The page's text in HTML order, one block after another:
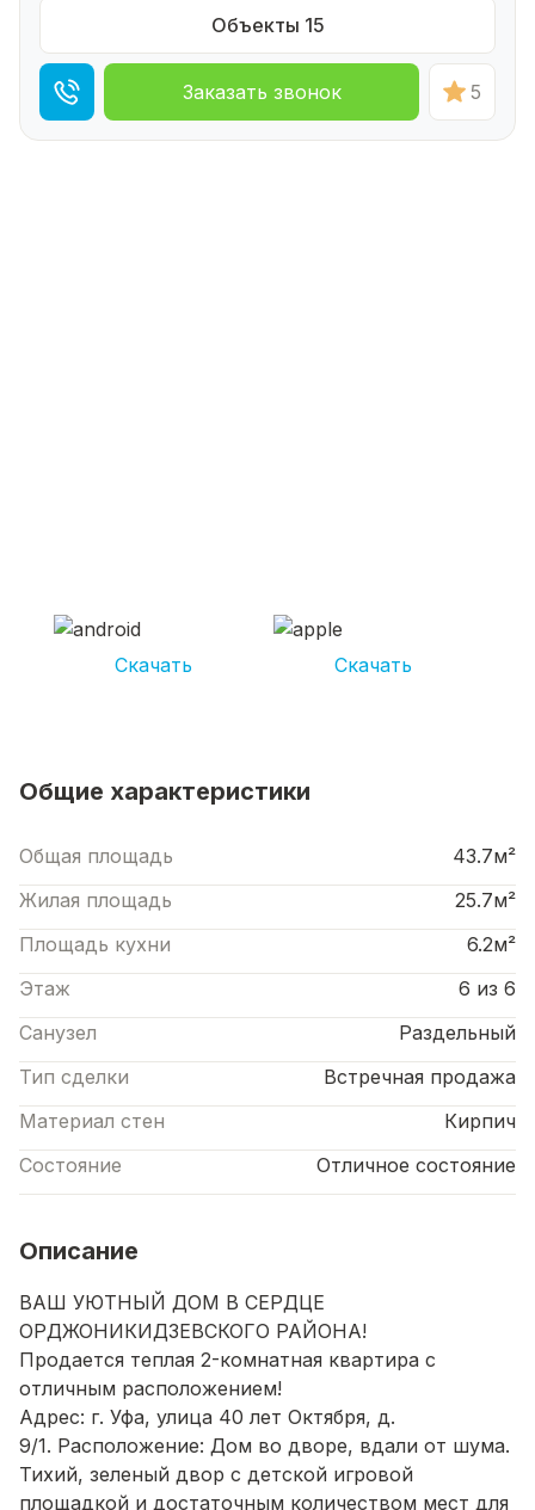
Объекты 15
Заказать звонок 5
Скачать Скачать
Общие характеристики
Общая площадь
43.7м²
Жилая площадь
25.7м²
Площадь кухни
6.2м²
Этаж
6 из 6
Санузел
Раздельный
Тип сделки
Встречная продажа
Материал стен
Кирпич
Состояние
Отличное состояние
Описание
ВАШ УЮТНЫЙ ДОМ В СЕРДЦЕ
ОРДЖОНИКИДЗЕВСКОГО РАЙОНА!
Продается теплая 2-комнатная квартира с
отличным расположением!
Адрес: г. Уфа, улица 40 лет Октября, д.
9/1. Расположение: Дом во дворе, вдали от шума.
Тихий, зеленый двор с детской игровой
площадкой и достаточным количеством мест для